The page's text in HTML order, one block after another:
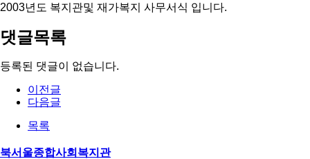
2003년도 복지관및 재가복지 사무서식 입니다.
댓글목록
등록된 댓글이 없습니다.
이전글
다음글
목록
북서울종합사회복지관